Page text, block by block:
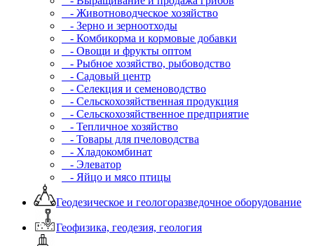
- Животноводческое хозяйство
- Зерно и зерноотходы
- Комбикорма и кормовые добавки
- Овощи и фрукты оптом
- Рыбное хозяйство, рыбоводство
- Садовый центр
- Селекция и семеноводство
- Сельскохозяйственная продукция
- Сельскохозяйственное предприятие
- Тепличное хозяйство
- Товары для пчеловодства
- Хладокомбинат
- Элеватор
- Яйцо и мясо птицы
Геодезическое и геологоразведочное оборудование
Геофизика, геодезия, геология